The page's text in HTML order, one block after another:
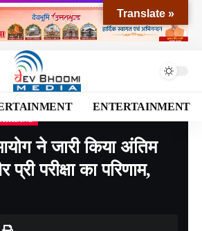
ENTERTAINMENT
>NATIONAL >UTTARAKHAND >DEHRADUN
ने जारी किया अंतिम
परीक्षा का परिणाम,
Translate »